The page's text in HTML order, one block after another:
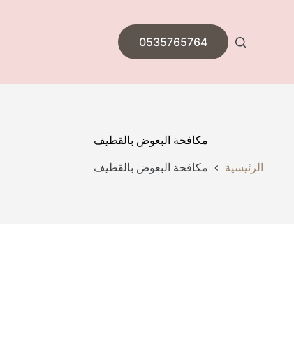
0535765764
مكافحة البعوض بالقطيف
الرئيسية مكافحة البعوض بالقطيف